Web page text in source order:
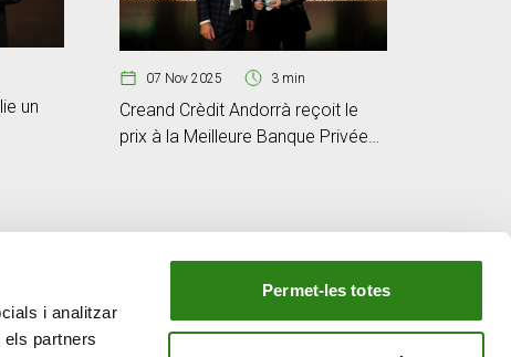
i analitzar
partners
Permet-les totes
un
07 Nov 2025 3 min
Creand Crèdit Andorrà reçoit le
prix à la Meilleure Banque Privée
NOTRE GROUPE